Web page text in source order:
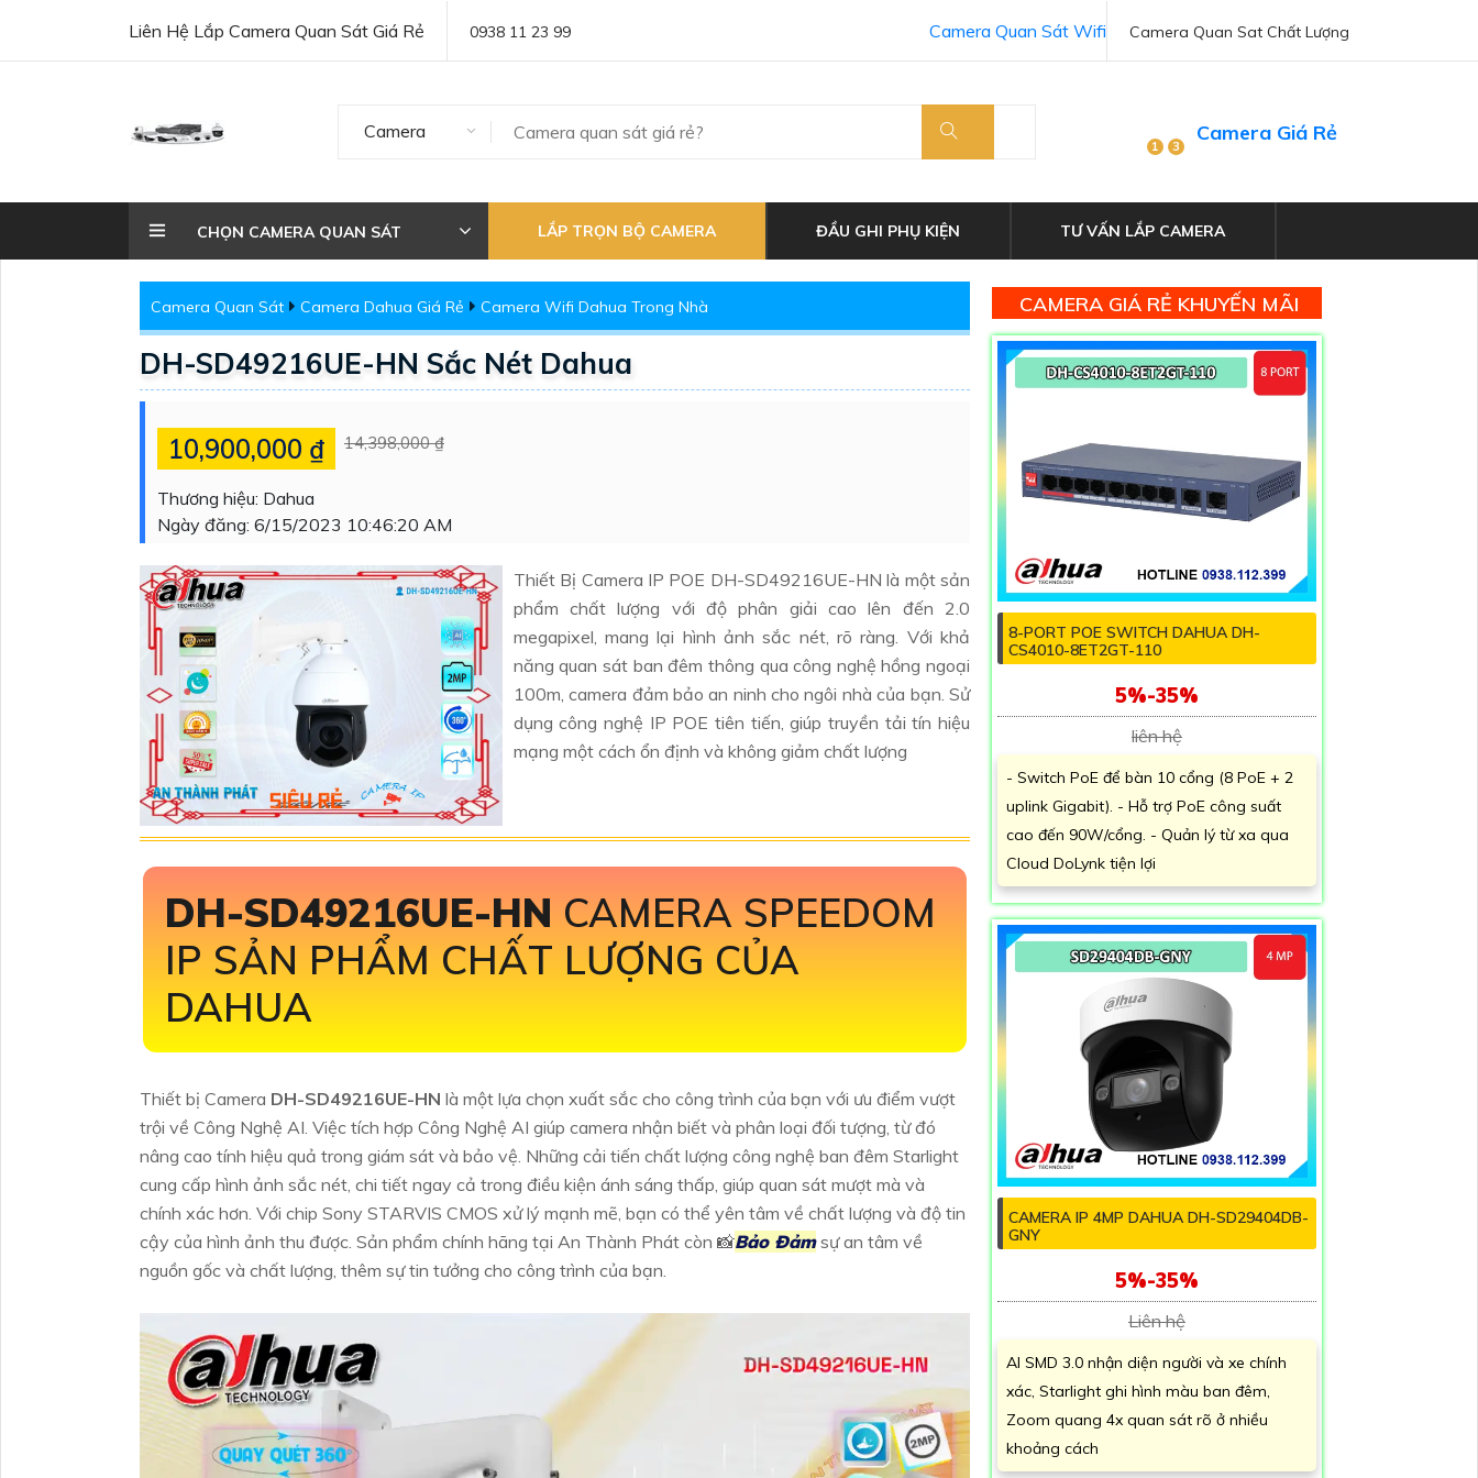
Liên Hệ Lắp Camera Quan Sát Giá Rẻ 0938 11 23 99 Camera Quan Sat Chất Lượng
Camera Quan Sát Wifi
Camera
1 3
Camera Giá Rẻ
CHỌN CAMERA QUAN SÁT LẮP TRỌN BỘ CAMERA ĐẦU GHI PHỤ KIỆN TƯ VẤN LẮP CAMERA
Camera Quan Sát Camera Dahua Giá Rẻ Camera Wifi Dahua Trong Nhà
DH-SD49216UE-HN Sắc Nét Dahua
10,900,000 ₫ 14,398,000 ₫
Thương hiệu: Dahua
Ngày đăng: 6/15/2023 10:46:20 AM
Thiết Bị Camera IP POE DH-SD49216UE-HN là một sản
phẩm chất lượng với độ phân giải cao lên đến 2.0
megapixel, mang lại hình ảnh sắc nét, rõ ràng. Với khả
năng quan sát ban đêm thông qua công nghệ hồng ngoại
100m, camera đảm bảo an ninh cho ngôi nhà của bạn. Sử
dụng công nghệ IP POE tiên tiến, giúp truyền tải tín hiệu
mạng một cách ổn định và không giảm chất lượng
DH-SD49216UE-HN CAMERA SPEEDOM
IP SẢN PHẨM CHẤT LƯỢNG CỦA
DAHUA
Thiết bị Camera DH-SD49216UE-HN là một lựa chọn xuất sắc cho công trình của bạn với ưu điểm vượt
trội về Công Nghệ AI. Việc tích hợp Công Nghệ AI giúp camera nhận biết và phân loại đối tượng, từ đó
nâng cao tính hiệu quả trong giám sát và bảo vệ. Những cải tiến chất lượng công nghệ ban đêm Starlight
cung cấp hình ảnh sắc nét, chi tiết ngay cả trong điều kiện ánh sáng thấp, giúp quan sát mượt mà và
chính xác hơn. Với chip Sony STARVIS CMOS xử lý mạnh mẽ, bạn có thể yên tâm về chất lượng và độ tin
cậy của hình ảnh thu được. Sản phẩm chính hãng tại An Thành Phát còn 📸Bảo Đảmsự an tâm về
nguồn gốc và chất lượng, thêm sự tin tưởng cho công trình của bạn.
CAMERA GIÁ RẺ KHUYẾN MÃI
8-PORT POE SWITCH DAHUA DH-
CS4010-8ET2GT-110
5%-35%
liên hệ
- Switch PoE để bàn 10 cổng (8 PoE + 2
uplink Gigabit). - Hỗ trợ PoE công suất
cao đến 90W/cổng. - Quản lý từ xa qua
Cloud DoLynk tiện lợi
CAMERA IP 4MP DAHUA DH-SD29404DB-
GNY
5%-35%
Liên hệ
AI SMD 3.0 nhận diện người và xe chính
xác, Starlight ghi hình màu ban đêm,
Zoom quang 4x quan sát rõ ở nhiều
khoảng cách